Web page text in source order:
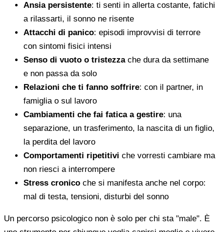
Ansia persistente: ti senti in allerta costante, fatichi
a rilassarti, il sonno ne risente
Attacchi di panico: episodi improvvisi di terrore
con sintomi fisici intensi
Senso di vuoto o tristezzache dura da settimane
e non passa da solo
Relazioni che ti fanno soffrire: con il partner, in
famiglia o sul lavoro
Cambiamenti che fai fatica a gestire: una
separazione, un trasferimento, la nascita di un figlio,
la perdita del lavoro
Comportamenti ripetitivi che vorresti cambiare ma
non riesci a interrompere
Stress cronico che si manifesta anche nel corpo:
mal di testa, tensioni, disturbi del sonno
Un percorso psicologico non è solo per chi sta "male". È